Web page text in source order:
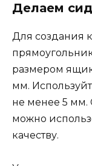
Делаем
Для создания
размером
мм.
не менее 5 мм.
можно
качеству.